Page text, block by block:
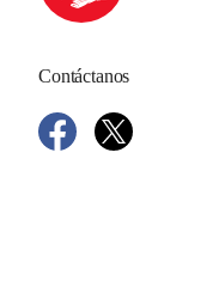
Contáctanos